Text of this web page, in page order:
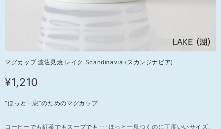
マグカップ 波佐見焼 レイク Scandinavia (スカンジナビア)
¥1,210
“ほっと一息”のためのマグカップ
コーヒーでも紅茶でもスープでも･･･ほっと一息つくのに丁度いいサイズ。